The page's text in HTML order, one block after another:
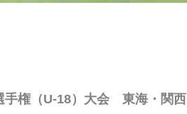
手権（U-18）大会 東海・関